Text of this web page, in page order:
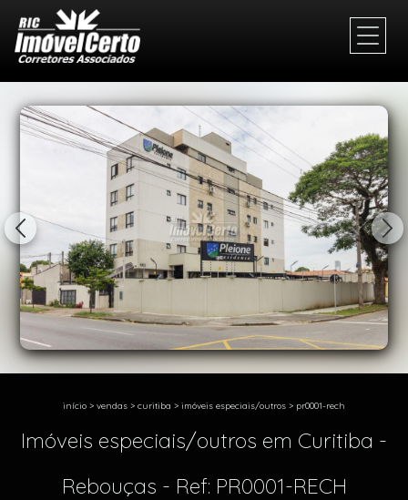
início > vendas > curitiba > imóveis especiais/outros > pr0001-rech
Imóveis especiais/outros em Curitiba -
Rebouças - Ref: PR0001-RECH